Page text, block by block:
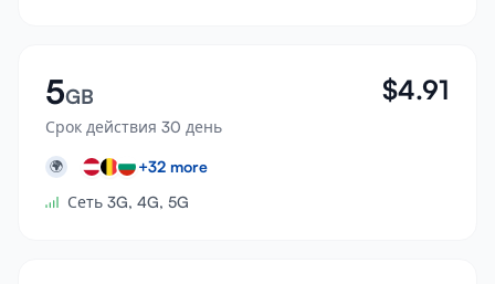
5GB
Срок действия 30 день
$4.91
🌍 +32 more
Сеть 3G, 4G, 5G